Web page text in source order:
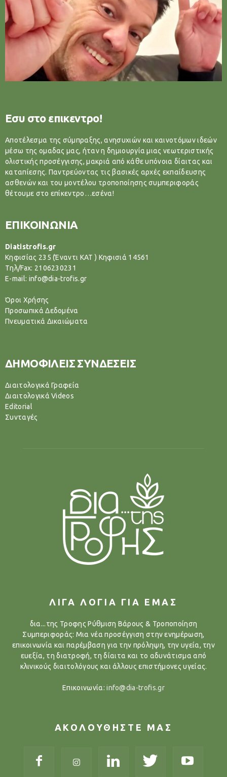
Εσυ στο επικεντρο!
Αποτέλεσμα της σύμπραξης, ανησυχιών και καινοτόμων ιδεών
μέσω της ομαδας μας, ήταν η δημιουργία μιας νεωτεριστικής
ολιστικής προσέγγισης, μακριά από κάθε υπόνοια δίαιτας και
καταπίεσης. Παντρεύοντας τις βασικές αρχές εκπαίδευσης
ασθενών και του μοντέλου τροποποίησης συμπεριφοράς
θέτουμε στο επίκεντρο…εσένα!
ΕΠΙΚΟΙΝΩΝΙΑ
Diatistrofis.gr
Κηφισίας 235 (Έναντι ΚΑΤ ) Κηφισιά 14561
Tηλ/Fax: 2106230231
E-mail: info@dia-trofis.gr
Όροι Χρήσης
Προσωπικά Δεδομένα
Πνευματικά Δικαιώματα
ΔΗΜΟΦΙΛΕΙΣ ΣΥΝΔΕΣΕΙΣ
Διαιτολογικά Γραφεία
Διαιτολογικά Videos
Editorial
Συνταγές
ΛΙΓΑ ΛΟΓΙΑ ΓΙΑ ΕΜΑΣ
δια...της Τροφης Ρύθμιση Βάρους & Τροποποίηση
Συμπεριφοράς: Μια νέα προσέγγιση στην ενημέρωση,
επικοινωνία και παρέμβαση για την πρόληψη, την υγεία, την
ευεξία, τη διατροφή, τη δίαιτα και το αδυνάτισμα από
κλινικούς διαιτολόγους και άλλους επιστήμονες υγείας.
Επικοινωνία:info@dia-trofis.gr
ΑΚΟΛΟΥΘΗΣΤΕ ΜΑΣ